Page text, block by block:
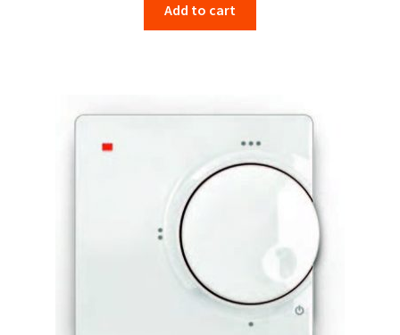
Add to cart